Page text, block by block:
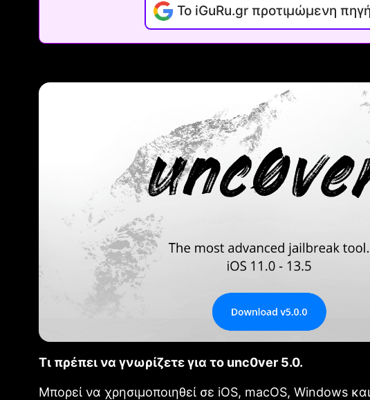
Το iGuRu.gr προτιμώμενη πηγή
Τι πρέπει να γνωρίζετε για το unc0ver 5.0.
Μπορεί να χρησιμοποιηθεί σε iOS, macOS, Windows